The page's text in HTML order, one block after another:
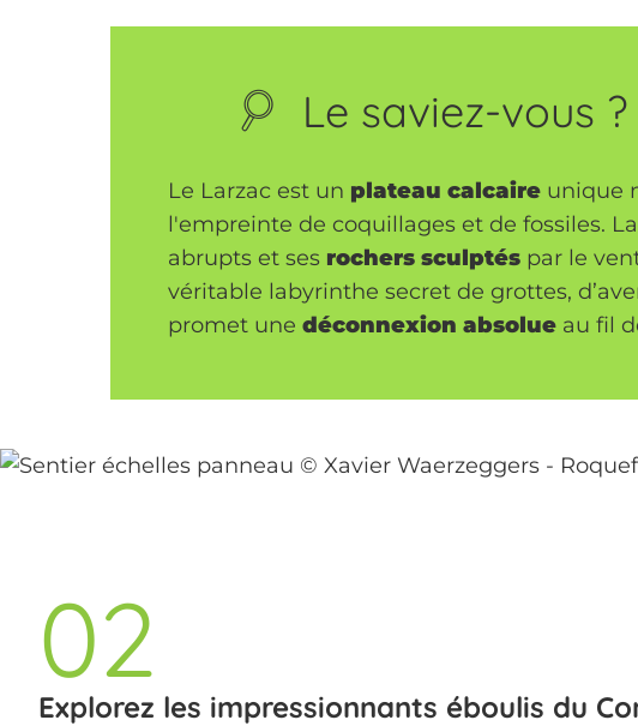
Le saviez-vous ?
Le Larzac est un plateau calcaire unique
l'empreinte de coquillages et de fossiles.
abrupts et ses rochers sculptés par le
véritable labyrinthe secret de grottes,
promet une déconnexion absolue au fil
02
Explorez les impressionnants éboulis du